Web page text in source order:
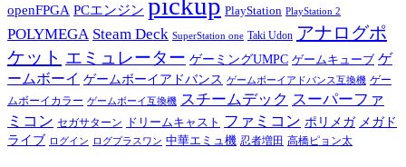
openFPGA PCエンジン PlayStation PlayStation 2
POLYMEGA Steam Deck SuperStation one Taki Udon アナログポ
ケット エミュレーター ゲーミングUMPC ゲームキューブ ゲ
ームボーイ ゲームボーイアドバンス ゲームボーイアドバンス互換機 ゲー
ムボーイカラー ゲームボーイ互換機 スチームデック スーパーファ
ミコン セガサターン ドリームキャスト ファミコン ポリメガ メガド
ライブ ログイン ログプラスワン 中華エミュ機 忍者増田 高橋ピョン太